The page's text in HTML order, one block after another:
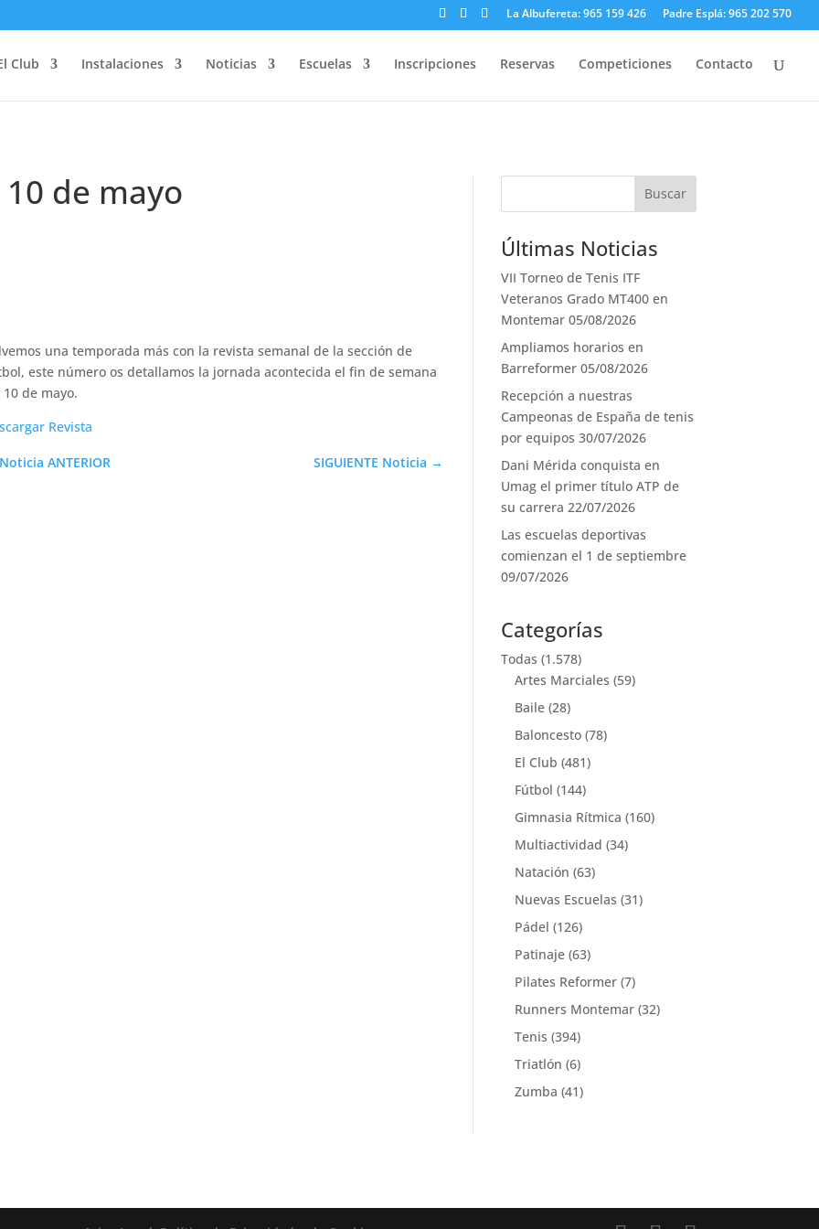
La Albufereta: 965 159 426 Padre Esplá: 965 202 570
Club Instalaciones Noticias Escuelas Inscripciones Reservas Competiciones Contacto
de mayo
una temporada más con la revista semanal de la sección de
este número os detallamos la jornada acontecida el fin de semana
10 de mayo.
Revista
SIGUIENTE Noticia
Noticia ANTERIOR
Últimas Noticias
VII Torneo de Tenis ITF
Veteranos Grado MT400 en
Montemar 05/08/2026
Ampliamos horarios en
Barreformer 05/08/2026
Recepción a nuestras
Campeonas de España de tenis
por equipos 30/07/2026
Dani Mérida conquista en
Umag el primer título ATP de
su carrera 22/07/2026
Las escuelas deportivas
comienzan el 1 de septiembre
09/07/2026
Categorías
Todas (1.578)
Artes Marciales (59)
Baile(28)
Baloncesto(78)
El Club (481)
Fútbol (144)
Gimnasia Rítmica (160)
Multiactividad (34)
Natación (63)
Nuevas Escuelas (31)
Pádel (126)
Patinaje(63)
Pilates Reformer(7)
Runners Montemar(32)
Tenis (394)
Triatlón (6)
Zumba (41)